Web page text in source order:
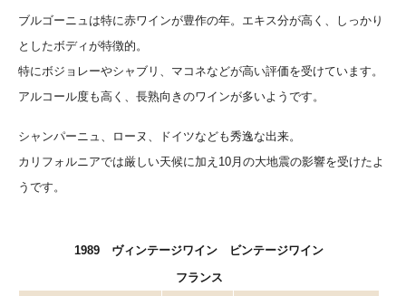
ブルゴーニュは特に赤ワインが豊作の年。エキス分が高く、しっかり
としたボディが特徴的。
特にボジョレーやシャブリ、マコネなどが高い評価を受けています。
アルコール度も高く、長熟向きのワインが多いようです。
シャンパーニュ、ローヌ、ドイツなども秀逸な出来。
カリフォルニアでは厳しい天候に加え10月の大地震の影響を受けたよ
うです。
1989 ヴィンテージワイン ビンテージワイン
フランス